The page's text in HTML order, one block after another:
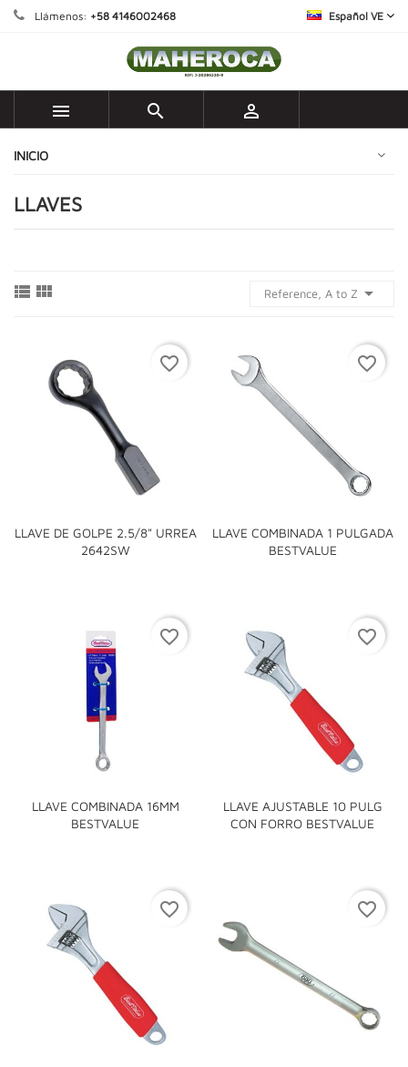
Llámenos: +58 4146002468 Español VE
  
INICIO
LLAVES
  Reference, A to Z 
LLAVE DE GOLPE 2.5/8" URREA
2642SW
favorite_border
LLAVE COMBINADA 1 PULGADA
BESTVALUE
favorite_border
LLAVE COMBINADA 16MM
BESTVALUE
favorite_border
LLAVE AJUSTABLE 10 PULG
CON FORRO BESTVALUE
favorite_border
favorite_border favorite_border